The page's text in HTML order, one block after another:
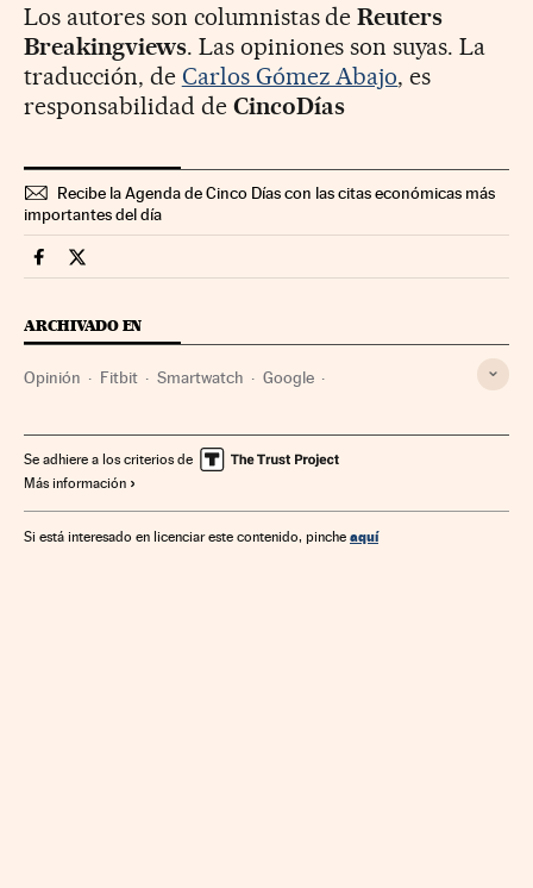
Los autores son columnistas de Reuters
Breakingviews. Las opiniones son suyas. La
traducción, de Carlos Gómez Abajo, es
responsabilidad deCincoDías
Recibe la Agenda de Cinco Días con las citas económicas más
importantes del día
Opinion Cinco Días en Facebook
Opinion Cinco Días en Twitter
ARCHIVADO EN
Opinión Fitbit Smartwatch Google
Tecnología digital Gadgets Unión Europea
Tecnologías movilidad
Organizaciones internacionales Europa Tecnología
Se adhiere a los criterios de
Más información
Si está interesado en licenciar este contenido, pinche aquí